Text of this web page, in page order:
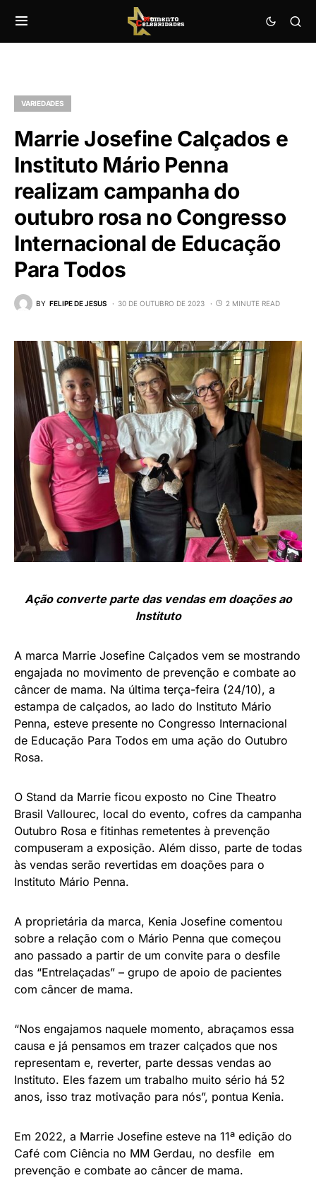
VARIEDADES
Marrie Josefine Calçados e
Instituto Mário Penna
realizam campanha do
outubro rosa no Congresso
Internacional de Educação
Para Todos
BY FELIPE DE JESUS 30 DE OUTUBRO DE 2023 2 MINUTE READ
Ação converte parte das vendas em doações ao
Instituto
A marca Marrie Josefine Calçados vem se mostrando
engajada no movimento de prevenção e combate ao
câncer de mama. Na última terça-feira (24/10), a
estampa de calçados, ao lado do Instituto Mário
Penna, esteve presente no Congresso Internacional
de Educação Para Todos em uma ação do Outubro
Rosa.
O Stand da Marrie ficou exposto no Cine Theatro
Brasil Vallourec, local do evento, cofres da campanha
Outubro Rosa e fitinhas remetentes à prevenção
compuseram a exposição. Além disso, parte de todas
às vendas serão revertidas em doações para o
Instituto Mário Penna.
A proprietária da marca, Kenia Josefine comentou
sobre a relação com o Mário Penna que começou
ano passado a partir de um convite para o desfile
das “Entrelaçadas” – grupo de apoio de pacientes
com câncer de mama.
“Nos engajamos naquele momento, abraçamos essa
causa e já pensamos em trazer calçados que nos
representam e, reverter, parte dessas vendas ao
Instituto. Eles fazem um trabalho muito sério há 52
anos, isso traz motivação para nós”, pontua Kenia.
Em 2022, a Marrie Josefine esteve na 11ª edição do
Café com Ciência no MM Gerdau, no desfile em
prevenção e combate ao câncer de mama.